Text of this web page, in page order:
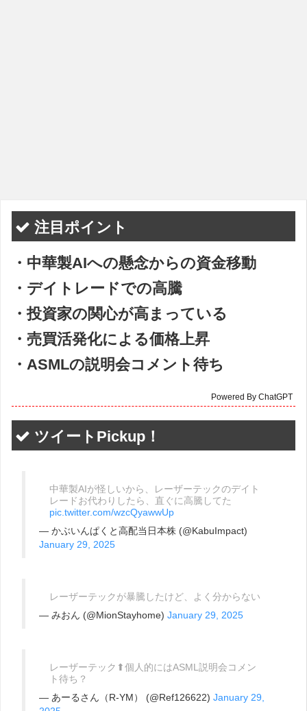
注目ポイント
・中華製AIへの懸念からの資金移動
・デイトレードでの高騰
・投資家の関心が高まっている
・売買活発化による価格上昇
・ASMLの説明会コメント待ち
Powered By ChatGPT
ツイートPickup！
中華製AIが怪しいから、レーザーテックのデイト
レードお代わりしたら、直ぐに高騰してた
pic.twitter.com/wzcQyawwUp
— かぶいんぱくと高配当日本株 (@KabuImpact)
January 29, 2025
レーザーテックが暴騰したけど、よく分からない
— みおん (@MionStayhome) January 29, 2025
レーザーテック⬆︎個人的にはASML説明会コメン
ト待ち？
— あーるさん（R-YM） (@Ref126622) January 29,